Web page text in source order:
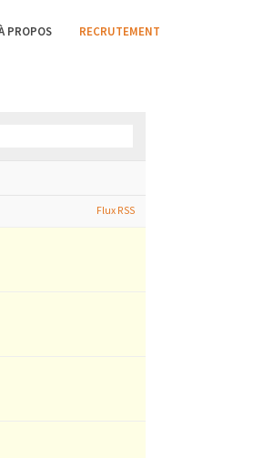
PROPOS RECRUTEMENT
Flux RSS